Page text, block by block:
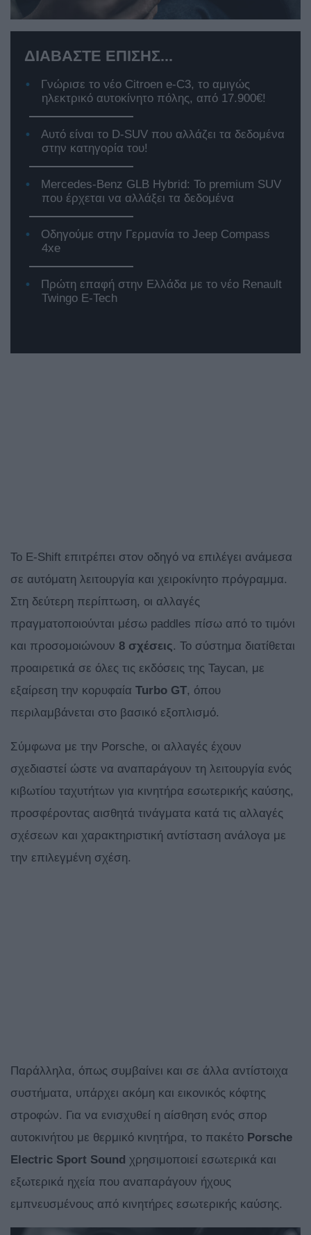
ΔΙΑΒΑΣΤΕ ΕΠΙΣΗΣ...
Γνώρισε το νέο Citroen e-C3, το αμιγώς
ηλεκτρικό αυτοκίνητο πόλης, από 17.900€!
Αυτό είναι το D-SUV που αλλάζει τα δεδομένα
στην κατηγορία του!
Mercedes-Benz GLB Hybrid: Το premium SUV
που έρχεται να αλλάξει τα δεδομένα
Οδηγούμε στην Γερμανία το Jeep Compass
4xe
Πρώτη επαφή στην Ελλάδα με το νέο Renault
Twingo E-Tech
Το E-Shift επιτρέπει στον οδηγό να επιλέγει ανάμεσα
σε αυτόματη λειτουργία και χειροκίνητο πρόγραμμα.
Στη δεύτερη περίπτωση, οι αλλαγές
πραγματοποιούνται μέσω paddles πίσω από το τιμόνι
και προσομοιώνουν 8 σχέσεις. Το σύστημα διατίθεται
προαιρετικά σε όλες τις εκδόσεις της Taycan, με
εξαίρεση την κορυφαία Turbo GT, όπου
περιλαμβάνεται στο βασικό εξοπλισμό.
Σύμφωνα με την Porsche, οι αλλαγές έχουν
σχεδιαστεί ώστε να αναπαράγουν τη λειτουργία ενός
κιβωτίου ταχυτήτων για κινητήρα εσωτερικής καύσης,
προσφέροντας αισθητά τινάγματα κατά τις αλλαγές
σχέσεων και χαρακτηριστική αντίσταση ανάλογα με
την επιλεγμένη σχέση.
Παράλληλα, όπως συμβαίνει και σε άλλα αντίστοιχα
συστήματα, υπάρχει ακόμη και εικονικός κόφτης
στροφών. Για να ενισχυθεί η αίσθηση ενός σπορ
αυτοκινήτου με θερμικό κινητήρα, το πακέτο Porsche
Electric Sport Sound χρησιμοποιεί εσωτερικά και
εξωτερικά ηχεία που αναπαράγουν ήχους
εμπνευσμένους από κινητήρες εσωτερικής καύσης.